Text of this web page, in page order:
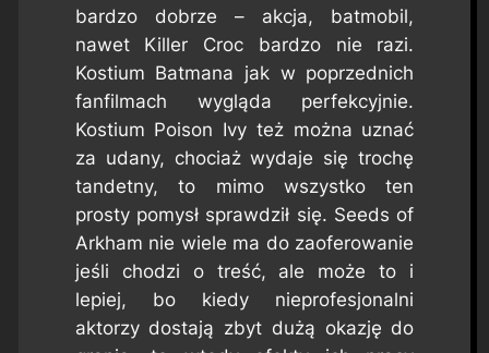
bardzo dobrze – akcja, batmobil,
nawet Killer Croc bardzo nie razi.
Kostium Batmana jak w poprzednich
fanfilmach wygląda perfekcyjnie.
Kostium Poison Ivy też można uznać
za udany, chociaż wydaje się trochę
tandetny, to mimo wszystko ten
prosty pomysł sprawdził się. Seeds of
Arkham nie wiele ma do zaoferowanie
jeśli chodzi o treść, ale może to i
lepiej, bo kiedy nieprofesjonalni
aktorzy dostają zbyt dużą okazję do